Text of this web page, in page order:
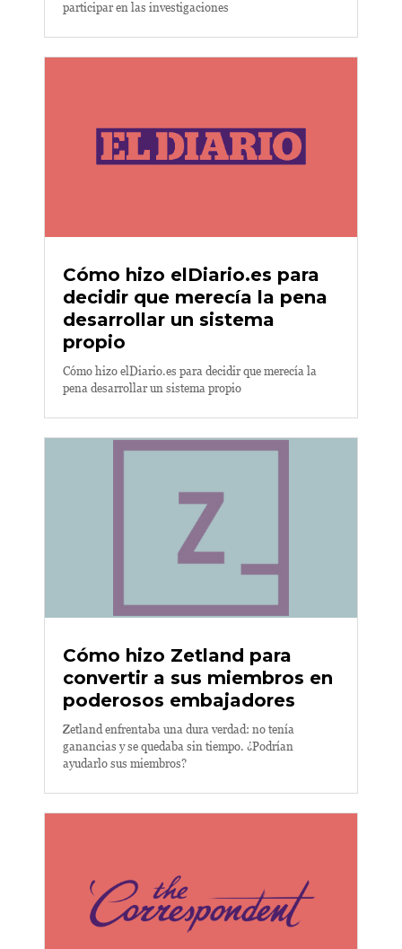
participar en las investigaciones
Cómo hizo elDiario.es para
decidir que merecía la pena
desarrollar un sistema
propio
Cómo hizo elDiario.es para decidir que merecía la
pena desarrollar un sistema propio
Cómo hizo Zetland para
convertir a sus miembros en
poderosos embajadores
Zetland enfrentaba una dura verdad: no tenía
ganancias y se quedaba sin tiempo. ¿Podrían
ayudarlo sus miembros?